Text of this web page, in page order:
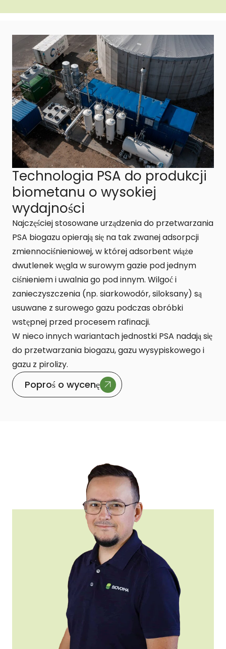
Technologia PSA do produkcji
biometanu o wysokiej
wydajności
Najczęściej stosowane urządzenia do przetwarzania
PSA biogazu opierają się na tak zwanej adsorpcji
zmiennociśnieniowej, w której adsorbent wiąże
dwutlenek węgla w surowym gazie pod jednym
ciśnieniem i uwalnia go pod innym. Wilgoć i
zanieczyszczenia (np. siarkowodór, siloksany) są
usuwane z surowego gazu podczas obróbki
wstępnej przed procesem rafinacji.
W nieco innych wariantach jednostki PSA nadają się
do przetwarzania biogazu, gazu wysypiskowego i
gazu z pirolizy.
Poproś o wycenę